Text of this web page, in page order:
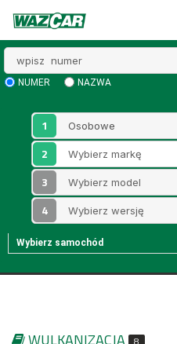
NUMER NAZWA
1
2
3
4
Wybierz samochód
WULKANIZACJA 8